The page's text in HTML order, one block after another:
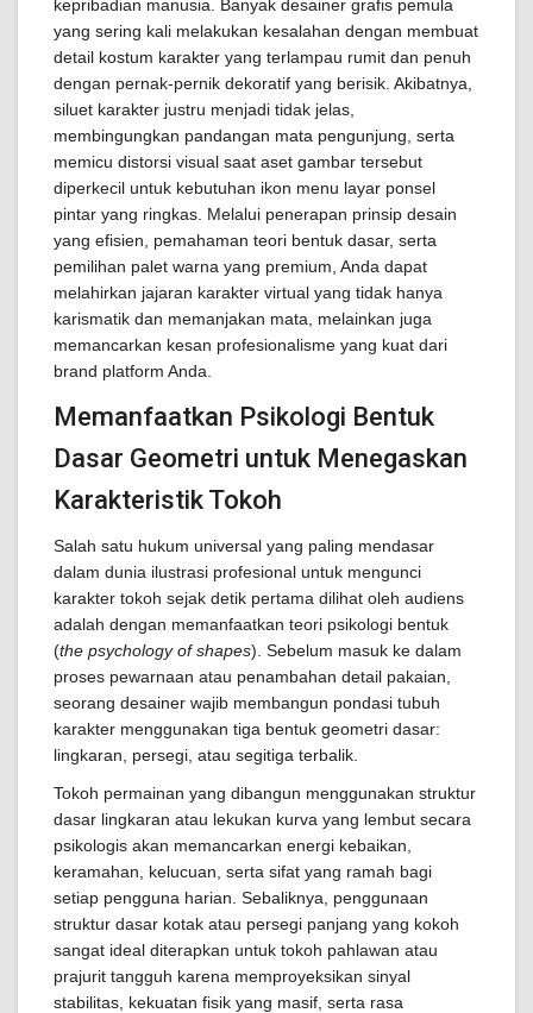
kepribadian manusia. Banyak desainer grafis pemula
yang sering kali melakukan kesalahan dengan membuat
detail kostum karakter yang terlampau rumit dan penuh
dengan pernak-pernik dekoratif yang berisik. Akibatnya,
siluet karakter justru menjadi tidak jelas,
membingungkan pandangan mata pengunjung, serta
memicu distorsi visual saat aset gambar tersebut
diperkecil untuk kebutuhan ikon menu layar ponsel
pintar yang ringkas. Melalui penerapan prinsip desain
yang efisien, pemahaman teori bentuk dasar, serta
pemilihan palet warna yang premium, Anda dapat
melahirkan jajaran karakter virtual yang tidak hanya
karismatik dan memanjakan mata, melainkan juga
memancarkan kesan profesionalisme yang kuat dari
brand platform Anda.
Memanfaatkan Psikologi Bentuk
Dasar Geometri untuk Menegaskan
Karakteristik Tokoh
Salah satu hukum universal yang paling mendasar
dalam dunia ilustrasi profesional untuk mengunci
karakter tokoh sejak detik pertama dilihat oleh audiens
adalah dengan memanfaatkan teori psikologi bentuk
(the psychology of shapes). Sebelum masuk ke dalam
proses pewarnaan atau penambahan detail pakaian,
seorang desainer wajib membangun pondasi tubuh
karakter menggunakan tiga bentuk geometri dasar:
lingkaran, persegi, atau segitiga terbalik.
Tokoh permainan yang dibangun menggunakan struktur
dasar lingkaran atau lekukan kurva yang lembut secara
psikologis akan memancarkan energi kebaikan,
keramahan, kelucuan, serta sifat yang ramah bagi
setiap pengguna harian. Sebaliknya, penggunaan
struktur dasar kotak atau persegi panjang yang kokoh
sangat ideal diterapkan untuk tokoh pahlawan atau
prajurit tangguh karena memproyeksikan sinyal
stabilitas, kekuatan fisik yang masif, serta rasa